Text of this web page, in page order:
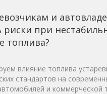
и
риски при
топлива?
влияние топлива
стандартов на
и коммерческой